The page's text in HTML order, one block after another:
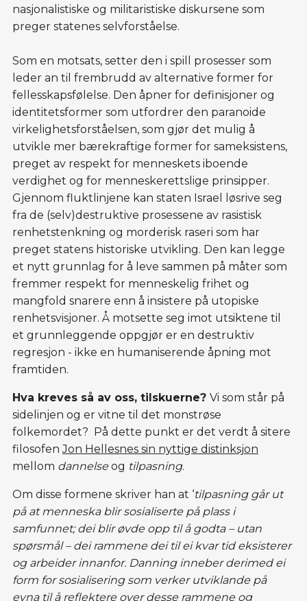
nasjonalistiske og militaristiske diskursene som
preger statenes selvforståelse.
Som en motsats, setter den i spill prosesser som
leder an til frembrudd av alternative former for
fellesskapsfølelse. Den åpner for definisjoner og
identitetsformer som utfordrer den paranoide
virkelighetsforståelsen, som gjør det mulig å
utvikle mer bærekraftige former for sameksistens,
preget av respekt for menneskets iboende
verdighet og for menneskerettslige prinsipper.
Gjennom fluktlinjene kan staten Israel løsrive seg
fra de (selv)destruktive prosessene av rasistisk
renhetstenkning og morderisk raseri som har
preget statens historiske utvikling. Den kan legge
et nytt grunnlag for å leve sammen på måter som
fremmer respekt for menneskelig frihet og
mangfold snarere enn å insistere på utopiske
renhetsvisjoner. Å motsette seg imot utsiktene til
et grunnleggende oppgjør er en destruktiv
regresjon - ikke en humaniserende åpning mot
framtiden.
Hva kreves så av oss, tilskuerne? Vi som står på
sidelinjen og er vitne til det monstrøse
folkemordet? På dette punkt er det verdt å sitere
filosofenJon Hellesnes sin nyttige distinksjon
mellom dannelse og tilpasning.
Om disse formene skriver han at ‘tilpasning går ut
på at menneska blir sosialiserte på plass i
samfunnet; dei blir øvde opp til å godta – utan
spørsmål – dei rammene dei til ei kvar tid eksisterer
og arbeider innanfor. Danning inneber derimed ei
form for sosialisering som verker utviklande på
evna til å reflektere over desse rammene og